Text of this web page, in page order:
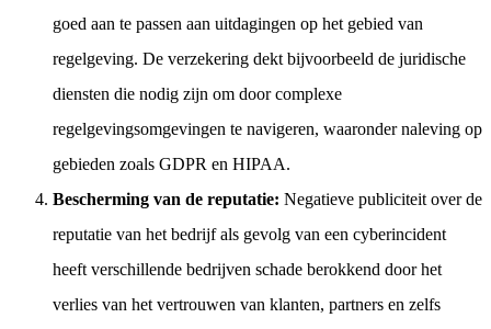
goed aan te passen aan uitdagingen op het gebied van
regelgeving. De verzekering dekt bijvoorbeeld de juridische
diensten die nodig zijn om door complexe
regelgevingsomgevingen te navigeren, waaronder naleving op
gebieden zoals GDPR en HIPAA.
Bescherming van de reputatie: Negatieve publiciteit over de
reputatie van het bedrijf als gevolg van een cyberincident
heeft verschillende bedrijven schade berokkend door het
verlies van het vertrouwen van klanten, partners en zelfs